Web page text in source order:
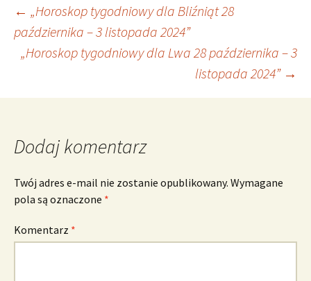
Nawigacja
wpisu
← „Horoskop tygodniowy dla Bliźniąt 28
października – 3 listopada 2024”
„Horoskop tygodniowy dla Lwa 28 października – 3
listopada 2024” →
Dodaj komentarz
Twój adres e-mail nie zostanie opublikowany. Wymagane
pola są oznaczone *
Komentarz *